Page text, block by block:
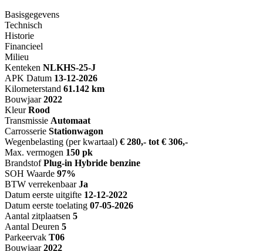
Basisgegevens
Technisch
Historie
Financieel
Milieu
Kenteken NLKHS-25-J
APK Datum 13-12-2026
Kilometerstand 61.142 km
Bouwjaar 2022
Kleur Rood
Transmissie Automaat
Carrosserie Stationwagon
Wegenbelasting (per kwartaal) € 280,- tot € 306,-
Max. vermogen 150 pk
Brandstof Plug-in Hybride benzine
SOH Waarde 97%
BTW verrekenbaar Ja
Datum eerste uitgifte 12-12-2022
Datum eerste toelating 07-05-2026
Aantal zitplaatsen 5
Aantal Deuren 5
Parkeervak T06
Bouwjaar 2022